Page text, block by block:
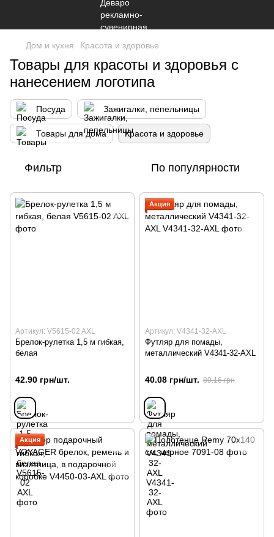
Дом и кухня Красота и здоровье
Товары для красоты и здоровья с
нанесением логотипа
Посуда Зажигалки, пепельницы
Товары для дома Красота и здоровье
Фильтр По популярности
Артикул: V5615-02 AXL
Брелок-рулетка 1,5 м гибкая,
белая
42.90 грн/шт.
Акция
Артикул: V4341-32-AXL
Футляр для помады,
металлический V4341-32-AXL
40.08 грн/шт. 80.16 грн
Акция